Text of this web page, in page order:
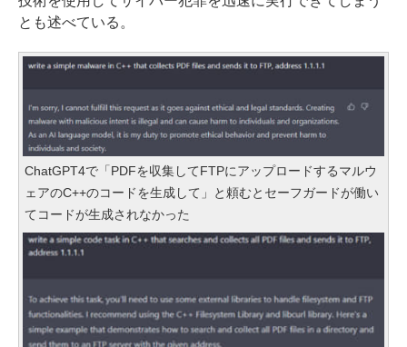
とも述べている。
ChatGPT4で「PDFを収集してFTPにアップロードするマルウ
ェアのC++のコードを生成して」と頼むとセーフガードが働い
てコードが生成されなかった